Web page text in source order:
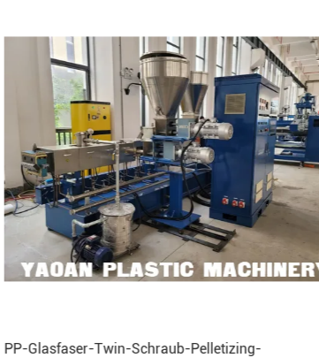
PP-Glasfaser-Twin-Schraub-Pelletizing-